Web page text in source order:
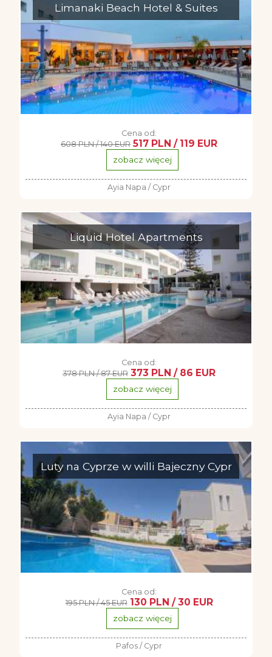
Limanaki Beach Hotel & Suites
Cena od:
608 PLN / 140 EUR 517 PLN / 119 EUR
zobacz więcej
Ayia Napa / Cypr
Liquid Hotel Apartments
Cena od:
378 PLN / 87 EUR 373 PLN / 86 EUR
zobacz więcej
Ayia Napa / Cypr
Luty na Cyprze w willi Bajeczny Cypr
Cena od:
195 PLN / 45 EUR 130 PLN / 30 EUR
zobacz więcej
Pafos / Cypr